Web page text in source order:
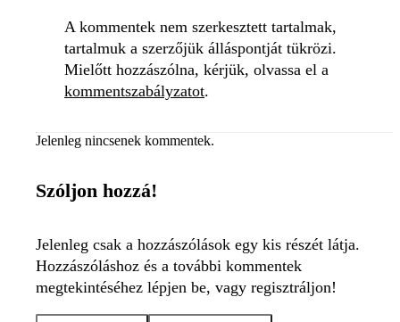
A kommentek nem szerkesztett tartalmak,
tartalmuk a szerzőjük álláspontját tükrözi.
Mielőtt hozzászólna, kérjük, olvassa el a
kommentszabályzatot.
Jelenleg nincsenek kommentek.
Szóljon hozzá!
Jelenleg csak a hozzászólások egy kis részét látja.
Hozzászóláshoz és a további kommentek
megtekintéséhez lépjen be, vagy regisztráljon!